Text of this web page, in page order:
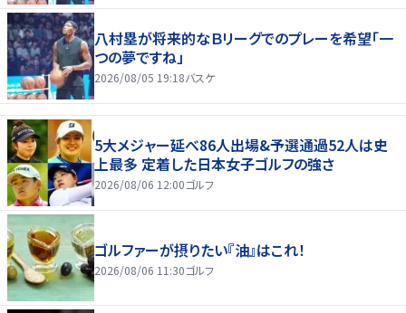
八村塁が将来的なＢリーグでのプレーを希望「一
つの夢ですね」
2026/08/05 19:18バスケ
5大メジャー延べ86人出場&予選通過52人は史
上最多 定着した日本女子ゴルフの強さ
2026/08/06 12:00ゴルフ
ゴルファーが摂りたい『油』はこれ！
2026/08/06 11:30ゴルフ